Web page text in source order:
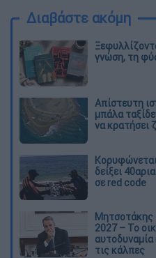
Διαβάστε ακόμη
γνώση, τη
Απίστευτη
μπάλα
να κρατήσει
δείξει
σε red code
Μητσοτάκης
2027 – Το
αυτοδυναμία
τις κάλπες